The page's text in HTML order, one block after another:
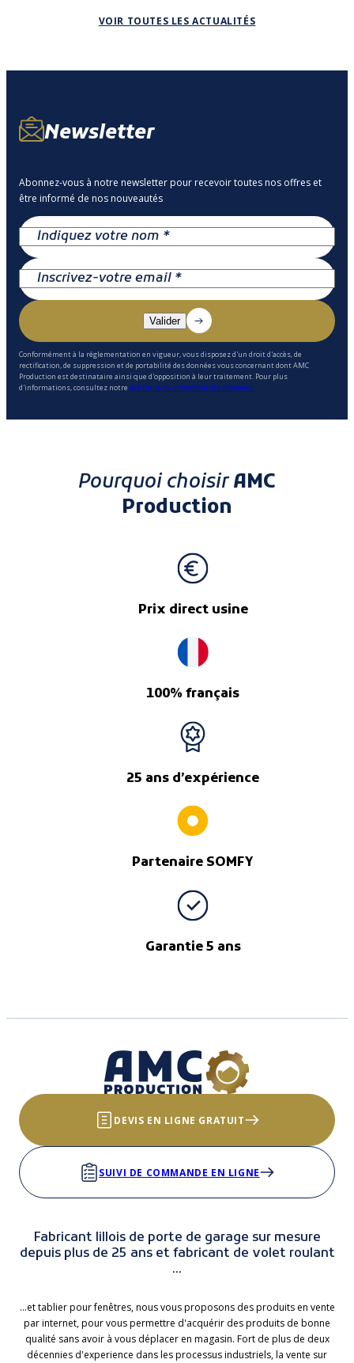
VOIR TOUTES LES ACTUALITÉS
Newsletter
Abonnez-vous à notre newsletter pour recevoir toutes nos offres et
être informé de nos nouveautés
Conformément à la réglementation en vigueur, vous disposez d'un droit d'accès, de
rectification, de suppression et de portabilité des données vous concernant dont AMC
Production est destinataire ainsi que d'opposition à leur traitement. Pour plus
d'informations, consultez notre politique de protection des données.
Pourquoi choisirAMC
Production
Prix direct usine
100% français
25 ans d’expérience
Partenaire SOMFY
Garantie 5 ans
DEVIS EN LIGNE GRATUIT
SUIVI DE COMMANDE EN LIGNE
Fabricant lillois de porte de garage sur mesure
depuis plus de 25 ans et fabricant de volet roulant
...
...et tablier pour fenêtres, nous vous proposons des produits en vente
par internet, pour vous permettre d'acquérir des produits de bonne
qualité sans avoir à vous déplacer en magasin. Fort de plus de deux
décennies d'experience dans les processus industriels, la vente sur